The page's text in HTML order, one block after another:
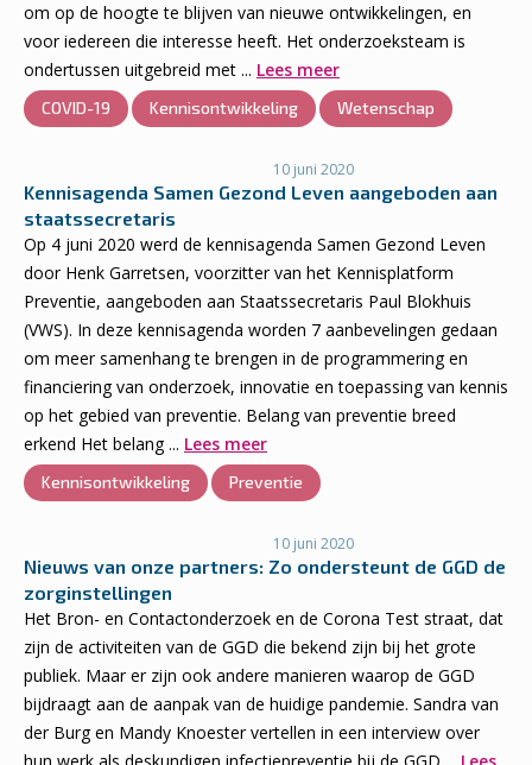
om op de hoogte te blijven van nieuwe ontwikkelingen, en
voor iedereen die interesse heeft. Het onderzoeksteam is
ondertussen uitgebreid met ... Lees meer
COVID-19 Kennisontwikkeling Wetenschap
10 juni 2020
Kennisagenda Samen Gezond Leven aangeboden aan
staatssecretaris
Op 4 juni 2020 werd de kennisagenda Samen Gezond Leven
door Henk Garretsen, voorzitter van het Kennisplatform
Preventie, aangeboden aan Staatssecretaris Paul Blokhuis
(VWS). In deze kennisagenda worden 7 aanbevelingen gedaan
om meer samenhang te brengen in de programmering en
financiering van onderzoek, innovatie en toepassing van kennis
op het gebied van preventie. Belang van preventie breed
erkend Het belang ... Lees meer
Kennisontwikkeling Preventie
10 juni 2020
Nieuws van onze partners: Zo ondersteunt de GGD de
zorginstellingen
Het Bron- en Contactonderzoek en de Corona Test straat, dat
zijn de activiteiten van de GGD die bekend zijn bij het grote
publiek. Maar er zijn ook andere manieren waarop de GGD
bijdraagt aan de aanpak van de huidige pandemie. Sandra van
der Burg en Mandy Knoester vertellen in een interview over